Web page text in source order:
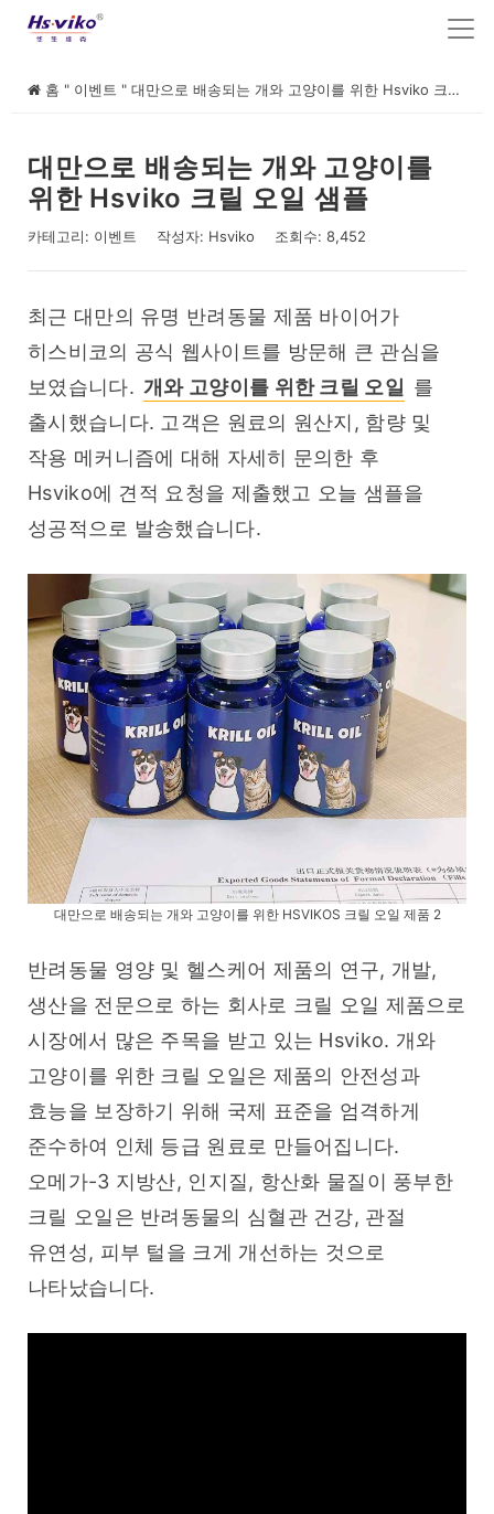
홈 " 이벤트 " 대만으로 배송되는 개와 고양이를 위한 Hsviko 크릴 오일 샘플
대만으로 배송되는 개와 고양이를
위한 Hsviko 크릴 오일 샘플
카테고리: 이벤트 작성자: Hsviko 조회수: 8,452
최근 대만의 유명 반려동물 제품 바이어가
히스비코의 공식 웹사이트를 방문해 큰 관심을
보였습니다. 개와 고양이를 위한 크릴 오일
를
출시했습니다. 고객은 원료의 원산지, 함량 및
작용 메커니즘에 대해 자세히 문의한 후
Hsviko에 견적 요청을 제출했고 오늘 샘플을
성공적으로 발송했습니다.
대만으로 배송되는 개와 고양이를 위한 HSVIKOS 크릴 오일 제품 2
반려동물 영양 및 헬스케어 제품의 연구, 개발,
생산을 전문으로 하는 회사로 크릴 오일 제품으로
시장에서 많은 주목을 받고 있는 Hsviko. 개와
고양이를 위한 크릴 오일은 제품의 안전성과
효능을 보장하기 위해 국제 표준을 엄격하게
준수하여 인체 등급 원료로 만들어집니다.
오메가-3 지방산, 인지질, 항산화 물질이 풍부한
크릴 오일은 반려동물의 심혈관 건강, 관절
유연성, 피부 털을 크게 개선하는 것으로
나타났습니다.